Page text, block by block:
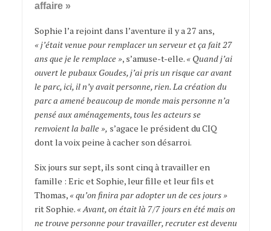
affaire »
Sophie l’a rejoint dans l’aventure il y a 27 ans,
« j’était venue pour remplacer un serveur et ça fait 27
ans que je le remplace », s’amuse-t-elle. « Quand j’ai
ouvert le pubaux Goudes, j’ai pris un risque car avant
le parc, ici, il n’y avait personne, rien. La création du
parc a amené beaucoup de monde mais personne n’a
pensé aux aménagements, tous les acteurs se
renvoient la balle », s’agace le président du CIQ
dont la voix peine à cacher son désarroi.
Six jours sur sept, ils sont cinq à travailler en
famille : Eric et Sophie, leur fille et leur fils et
Thomas, « qu’on finira par adopter un de ces jours »
rit Sophie. « Avant, on était là 7/7 jours en été mais on
ne trouve personne pour travailler, recruter est devenu